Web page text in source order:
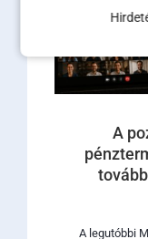
A
A legutóbbi